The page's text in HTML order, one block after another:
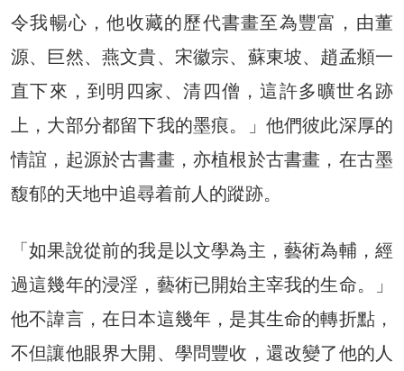
令我暢心，他收藏的歷代書畫至為豐富，由董
源、巨然、燕文貴、宋徽宗、蘇東坡、趙孟頫一
直下來，到明四家、清四僧，這許多曠世名跡
上，大部分都留下我的墨痕。」他們彼此深厚的
情誼，起源於古書畫，亦植根於古書畫，在古墨
馥郁的天地中追尋着前人的蹤跡。
「如果說從前的我是以文學為主，藝術為輔，經
過這幾年的浸淫，藝術已開始主宰我的生命。」
他不諱言，在日本這幾年，是其生命的轉折點，
不但讓他眼界大開、學問豐收，還改變了他的人